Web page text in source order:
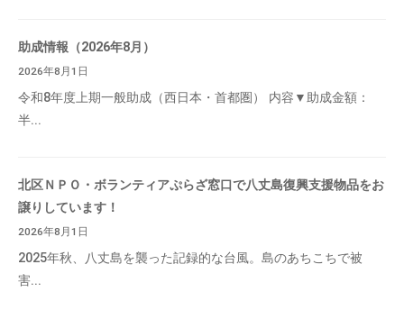
助成情報（2026年8月）
2026年8月1日
令和8年度上期一般助成（西日本・首都圏） 内容▼助成金額：
半...
北区ＮＰＯ・ボランティアぷらざ窓口で八丈島復興支援物品をお
譲りしています！
2026年8月1日
2025年秋、八丈島を襲った記録的な台風。島のあちこちで被
害...